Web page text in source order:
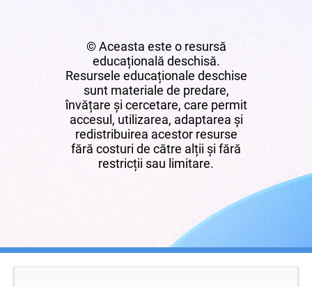
© Aceasta este o resursă
educațională deschisă.
Resursele educaționale deschise
sunt materiale de predare,
învățare și cercetare, care permit
accesul, utilizarea, adaptarea și
redistribuirea acestor resurse
fără costuri de către alții și fără
restricții sau limitare.